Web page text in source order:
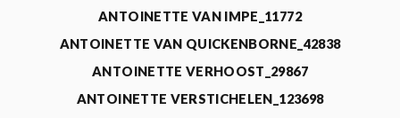
ANTOINETTE VAN IMPE_11772
ANTOINETTE VAN QUICKENBORNE_42838
ANTOINETTE VERHOOST_29867
ANTOINETTE VERSTICHELEN_123698